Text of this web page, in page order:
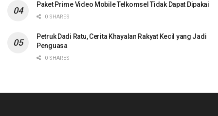
Paket Prime Video Mobile Telkomsel Tidak Dapat Dipakai
0 SHARES
Petruk Dadi Ratu, Cerita Khayalan Rakyat Kecil yang Jadi
Penguasa
0 SHARES